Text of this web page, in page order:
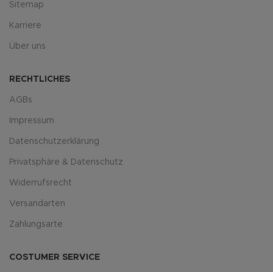
Sitemap
Karriere
Über uns
RECHTLICHES
AGBs
Impressum
Datenschutzerklärung
Privatsphäre & Datenschutz
Widerrufsrecht
Versandarten
Zahlungsarte
COSTUMER SERVICE